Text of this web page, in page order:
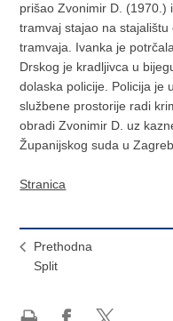
prišao Zvonimir D. (1970.)
tramvaj stajao na
tramvaja. Ivanka je
Drskog je kradljivca u
dolaska policije. Policija je
službene prostorije radi
obradi Zvonimir D. uz
Županijskog suda u
Stranica
Prethodna
Split